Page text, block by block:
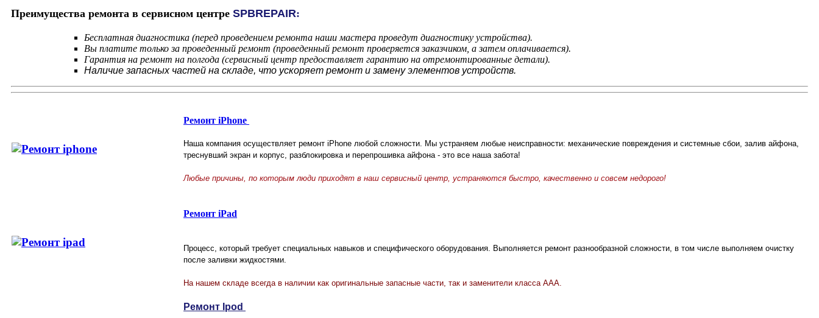
Преимущества ремонта в сервисном центре SPBREPAIR:
Бесплатная диагностика (перед проведением ремонта наши мастера проведут диагностику устройства).
Вы платите только за проведенный ремонт (проведенный ремонт проверяется заказчиком, а затем оплачивается).
Гарантия на ремонт на полгода (сервисный центр предоставляет гарантию на отремонтированные детали).
Наличие запасных частей на складе, что ускоряет ремонт и замену элементов устройств.
Ремонт iPhone
Наша компания осуществляет ремонт iPhone любой сложности. Мы устраняем любые неисправности: механические повреждения и системные сбои, залив айфона,
треснувший экран и корпус, разблокировка и перепрошивка айфона - это все наша забота!
Любые причины, по которым люди приходят в наш сервисный центр, устраняются быстро, качественно и совсем недорого!
Ремонт iPad
Процесс, который требует специальных навыков и специфического оборудования. Выполняется ремонт разнообразной сложности, в том числе выполняем очистку
после заливки жидкостями.
На нашем складе всегда в наличии как оригинальные запасные части, так и заменители класса ААА.
Ремонт Ipod